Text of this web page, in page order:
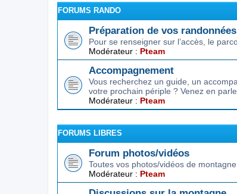
FORUMS RANDO
Préparation de vos randonnées
Pour se renseigner sur l’accès, le
Modérateur : Pteam
Accompagnement
Vous recherchez un guide, un
votre prochain périple ? Venez en
Modérateur : Pteam
FORUMS LIBRES
Forum photos/vidéos
Toutes vos photos/vidéos de
Modérateur : Pteam